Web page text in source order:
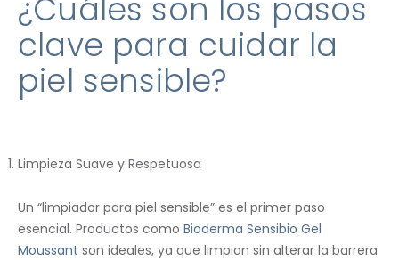
¿Cuáles son los pasos
clave para cuidar la
piel sensible?
Limpieza Suave y Respetuosa
Un “limpiador para piel sensible” es el primer paso
esencial. Productos como Bioderma Sensibio Gel
Moussant son ideales, ya que limpian sin alterar la barrera